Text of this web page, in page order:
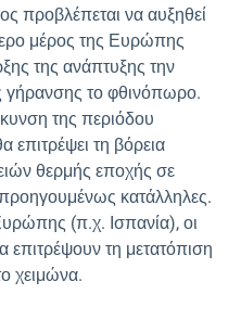
προβλέπεται να αυξηθεί
μέρος της Ευρώπης
της ανάπτυξης την
γήρανσης το φθινόπωρο.
της περιόδου
επιτρέψει τη βόρεια
θερμής εποχής σε
κατάλληλες.
(π.χ. Ισπανία), οι
επιτρέψουν τη μετατόπιση
χειμώνα.